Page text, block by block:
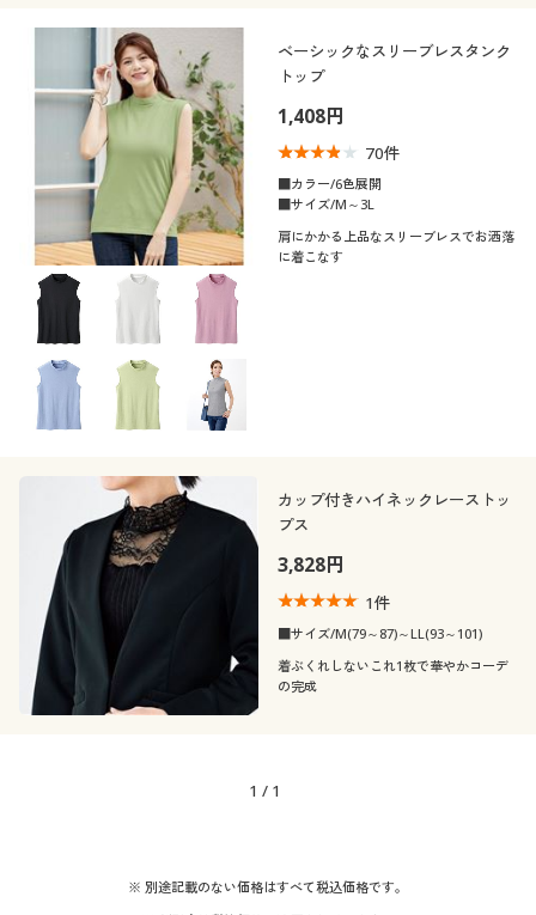
ベーシックなスリーブレスタンク
トップ
1,408円
70件
■カラー/6色展開
■サイズ/M～3L
肩にかかる上品なスリーブレスでお洒落
に着こなす
カップ付きハイネックレーストッ
プス
3,828円
1件
■サイズ/M(79～87)～LL(93～101)
着ぶくれしないこれ1枚で華やかコーデ
の完成
1 / 1
※ 別途記載のない価格はすべて税込価格です。